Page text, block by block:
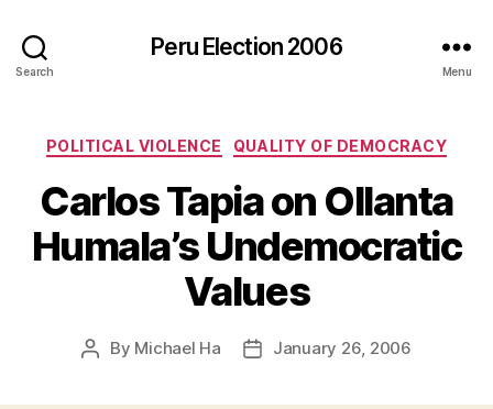
Search
Peru Election 2006
Menu
Categories
POLITICAL VIOLENCE QUALITY OF DEMOCRACY
Carlos Tapia on Ollanta
Humala’s Undemocratic
Values
Post
By Michael Ha
PostJanuary 26, 2006